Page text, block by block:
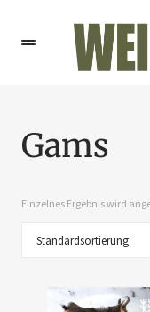
Gams
Einzelnes Ergebnis wird